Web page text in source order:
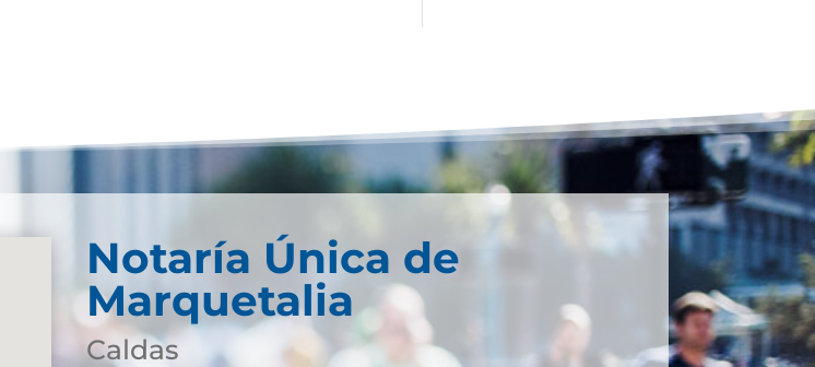
Notaría Única de
Marquetalia
Caldas